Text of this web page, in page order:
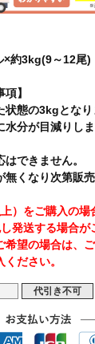
×約3kg(9～12尾)
】
態の3kgとなり
水分が目減りし
できません。
くなり次第販売
）をご購入の場
発送する場合が
希望の場合は、
ださい。
代引き不可